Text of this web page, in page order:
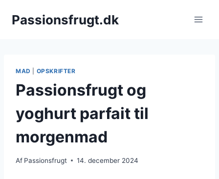
Passionsfrugt.dk
MAD OPSKRIFTER
Passionsfrugt og
yoghurt parfait til
morgenmad
Af Passionsfrugt 14. december 2024